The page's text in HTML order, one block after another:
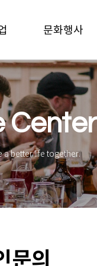
문화행사
Center
a better life together.
문의